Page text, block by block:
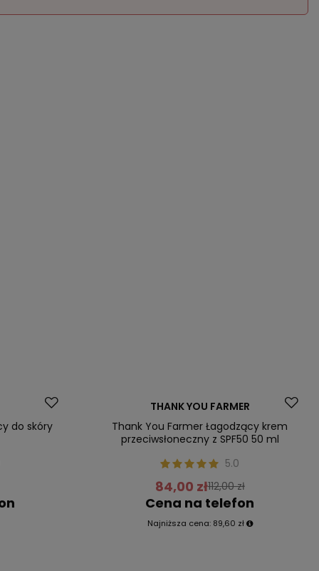
do skóry
THANK YOU FARMER
Thank You Farmer Łagodzący krem
przeciwsłoneczny z SPF50 50 ml
5.0
84,00 zł112,00 zł
Cena na telefon
Najniższa cena: 89,60 zł